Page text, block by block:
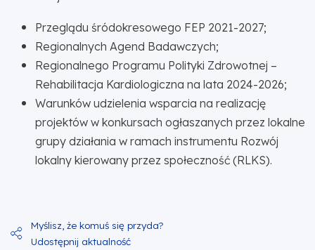
Przeglądu śródokresowego FEP 2021-2027;
Regionalnych Agend Badawczych;
Regionalnego Programu Polityki Zdrowotnej –
Rehabilitacja Kardiologiczna na lata 2024-2026;
Warunków udzielenia wsparcia na realizację
projektów w konkursach ogłaszanych przez lokalne
grupy działania w ramach instrumentu Rozwój
lokalny kierowany przez społeczność (RLKS).